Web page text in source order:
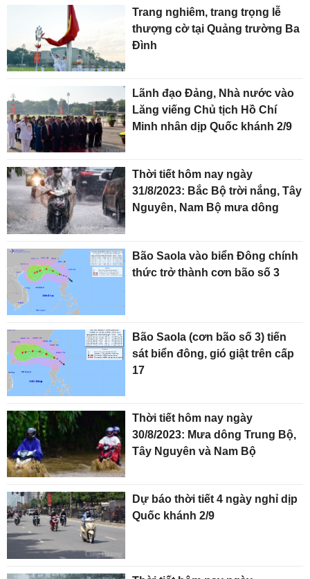
Trang nghiêm, trang trọng lễ
thượng cờ tại Quảng trường Ba
Đình
Lãnh đạo Đảng, Nhà nước vào
Lăng viếng Chủ tịch Hồ Chí
Minh nhân dịp Quốc khánh 2/9
Thời tiết hôm nay ngày
31/8/2023: Bắc Bộ trời nắng, Tây
Nguyên, Nam Bộ mưa dông
Bão Saola vào biển Đông chính
thức trở thành cơn bão số 3
Bão Saola (cơn bão số 3) tiến
sát biển đông, gió giật trên cấp
17
Thời tiết hôm nay ngày
30/8/2023: Mưa dông Trung Bộ,
Tây Nguyên và Nam Bộ
Dự báo thời tiết 4 ngày nghỉ dịp
Quốc khánh 2/9